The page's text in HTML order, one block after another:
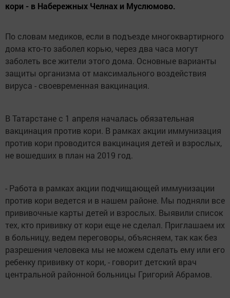
кори - в Набережных Челнах и Муслюмово.
По словам медиков, если в подъезде многоквартирного
дома кто-то заболел корью, через два часа могут
заболеть все жители этого дома. Основные варианты
защиты организма от максимального воздействия
вируса - своевременная вакцинация.
В Татарстане с 1 апреля началась обязательная
вакцинация против кори. В рамках акции иммунизация
против кори проводится вакцинация детей и взрослых,
не вошедших в план на 2019 год.
- Работа в рамках акции подчищающей иммунизации
против кори ведется и в нашем районе. Мы подняли все
прививочные карты детей и взрослых. Выявили список
тех, кто прививку от кори еще не сделал. Приглашаем их
в больницу, ведем переговоры, объясняем, так как без
разрешения человека мы не можем сделать ему или его
ребенку прививку от кори, - говорит детский врач
центральной районной больницы Григорий Абрамов.